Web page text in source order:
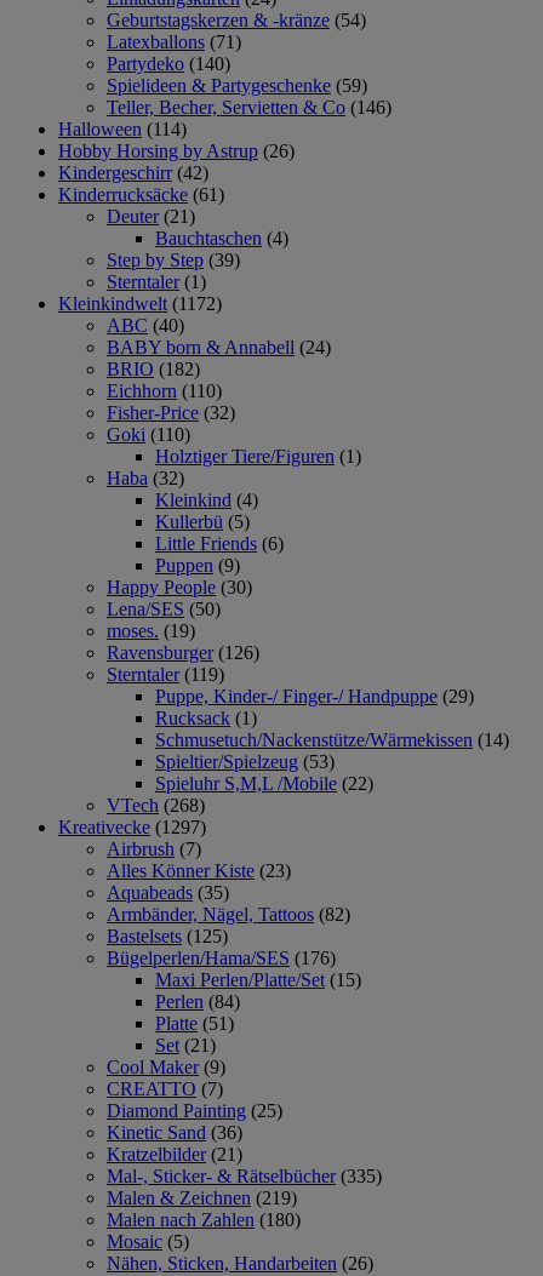
Geburtstagskerzen & -kränze (54)
Latexballons (71)
Partydeko (140)
Spielideen & Partygeschenke (59)
Teller, Becher, Servietten & Co (146)
Halloween (114)
Hobby Horsing by Astrup (26)
Kindergeschirr (42)
Kinderrucksäcke (61)
Deuter (21)
Bauchtaschen (4)
Step by Step (39)
Sterntaler (1)
Kleinkindwelt (1172)
ABC (40)
BABY born & Annabell (24)
BRIO (182)
Eichhorn (110)
Fisher-Price (32)
Goki (110)
Holztiger Tiere/Figuren (1)
Haba (32)
Kleinkind (4)
Kullerbü (5)
Little Friends (6)
Puppen (9)
Happy People (30)
Lena/SES (50)
moses. (19)
Ravensburger (126)
Sterntaler (119)
Puppe, Kinder-/ Finger-/ Handpuppe (29)
Rucksack (1)
Schmusetuch/Nackenstütze/Wärmekissen (14)
Spieltier/Spielzeug (53)
Spieluhr S,M,L /Mobile (22)
VTech (268)
Kreativecke (1297)
Airbrush (7)
Alles Könner Kiste (23)
Aquabeads (35)
Armbänder, Nägel, Tattoos (82)
Bastelsets (125)
Bügelperlen/Hama/SES (176)
Maxi Perlen/Platte/Set (15)
Perlen (84)
Platte (51)
Set (21)
Cool Maker (9)
CREATTO (7)
Diamond Painting (25)
Kinetic Sand (36)
Kratzelbilder (21)
Mal-, Sticker- & Rätselbücher (335)
Malen & Zeichnen (219)
Malen nach Zahlen (180)
Mosaic (5)
Nähen, Sticken, Handarbeiten (26)